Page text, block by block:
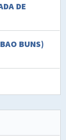
DE
BUNS)